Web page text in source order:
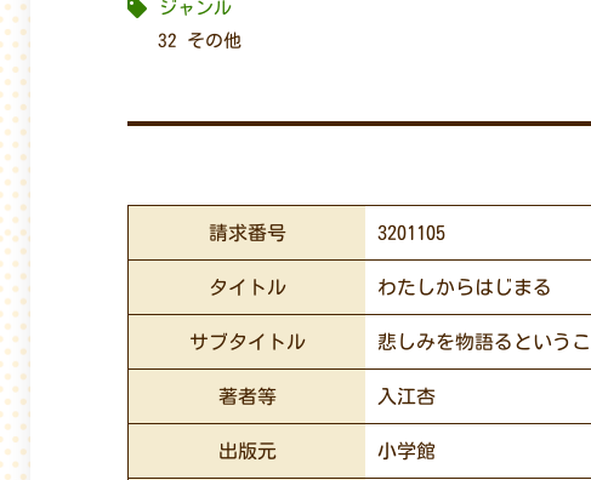
ジャンル
32 その他
請求番号 3201105
タイトル わたしからはじまる
サブタイトル 悲しみを物語るという
著者等 入江杏
出版元 小学館